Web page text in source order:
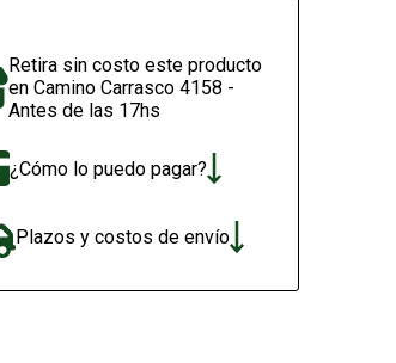
Retira sin costo este producto
en Camino Carrasco 4158 -
Antes de las 17hs
¿Cómo lo puedo pagar?
Plazos y costos de envío